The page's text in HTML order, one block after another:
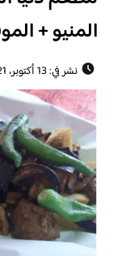
المنيو +
نشر في: 13 أكتوبر، 2021